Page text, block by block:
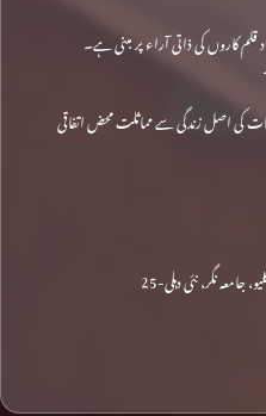
کاروں کی ذاتی آراء پر مبنی ہے۔
کی اصل زندگی سے مماثلت محض اتفاقی